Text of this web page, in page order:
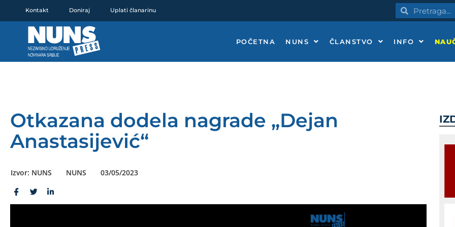
Kontakt Doniraj Uplati članarinu PretragaPretraga
POČETNA NUNS ČLANSTVO INFO
Otkazana dodela nagrade „Dejan
Anastasijević“
Izvor: NUNS NUNS 03/05/2023